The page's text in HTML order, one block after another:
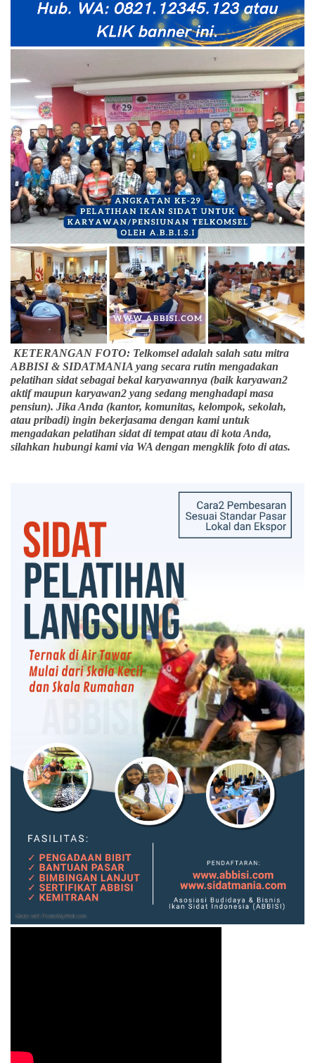
KETERANGAN FOTO: Telkomsel adalah salah satu mitra
ABBISI & SIDATMANIA yang secara rutin mengadakan
pelatihan sidat sebagai bekal karyawannya (baik karyawan2
aktif maupun karyawan2 yang sedang menghadapi masa
pensiun). Jika Anda (kantor, komunitas, kelompok, sekolah,
atau pribadi) ingin bekerjasama dengan kami untuk
mengadakan pelatihan sidat di tempat atau di kota Anda,
silahkan hubungi kami via WA dengan mengklik foto di atas.